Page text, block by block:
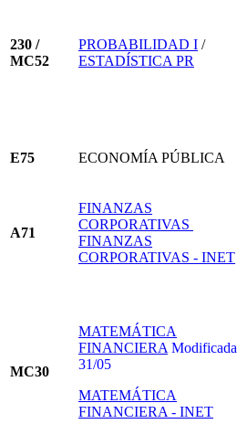
230 /
MC52
PROBABILIDAD I /
ESTADÍSTICA PR
E75 ECONOMÍA PÚBLICA
A71
FINANZAS
CORPORATIVAS
FINANZAS
CORPORATIVAS - INET
MC30
MATEMÁTICA
FINANCIERA Modificada
31/05
MATEMÁTICA
FINANCIERA - INET